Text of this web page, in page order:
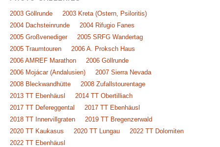
2003 Göllrunde
2003 Kreta (Ostern, Psiloritis)
2004 Dachsteinrunde
2004 Rifugio Fanes
2005 Großvenediger
2005 SRFG Wandertag
2005 Traumtouren
2006 A. Proksch Haus
2006 AMREF Marathon
2006 Göllrunde
2006 Mojácar (Andalusien)
2007 Sierra Nevada
2008 Bleckwandhütte
2008 Zufallstourentage
2013 TT Ebenhäusl
2014 TT Obertilliach
2017 TT Defereggental
2017 TT Ebenhäusl
2018 TT Innervillgraten
2019 TT Bregenzerwald
2020 TT Kaukasus
2020 TT Lungau
2022 TT Dolomiten
2022 TT Ebenhäusl